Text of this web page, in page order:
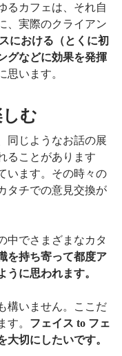
るカフェは、それ自
、実際のクライアン
における（とくに初
グなどに効果を発揮
思います。
しむ
同じようなお話の展
ることがあります
います。その時々の
タチでの意見交換が
中でさまざまなカタ
を持ち寄って都度ア
うに思われます。
構いません。ここだ
す。 フェイス to フェ
切にしたいです。